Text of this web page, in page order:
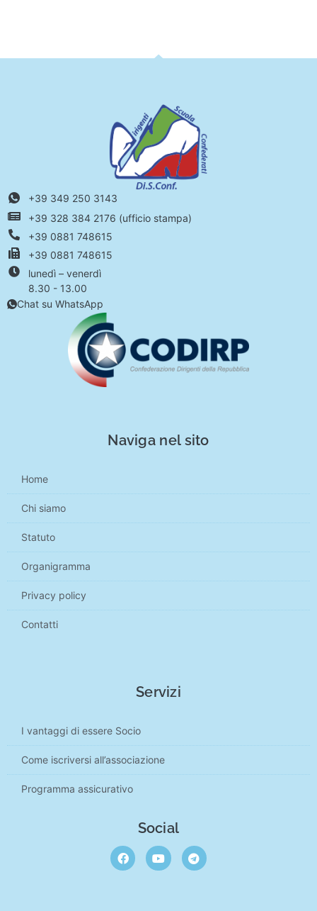
+39 349 250 3143
+39 328 384 2176 (ufficio stampa)
+39 0881 748615
+39 0881 748615
lunedì – venerdì
8.30 - 13.00
Chat su WhatsApp
Naviga nel sito
Home
Chi siamo
Statuto
Organigramma
Privacy policy
Contatti
Servizi
I vantaggi di essere Socio
Come iscriversi all’associazione
Programma assicurativo
Social